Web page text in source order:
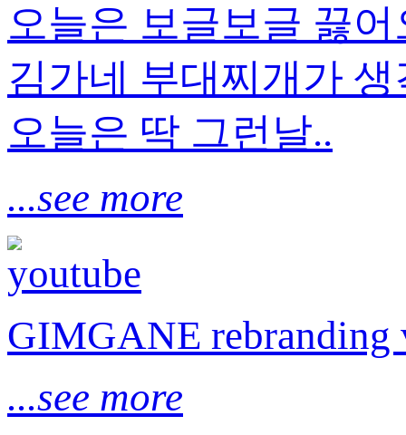
오늘은 보글보글 끓
김가네 부대찌개가
오늘은 딱 그런날..
...see more
GIMGANE rebranding
...see more